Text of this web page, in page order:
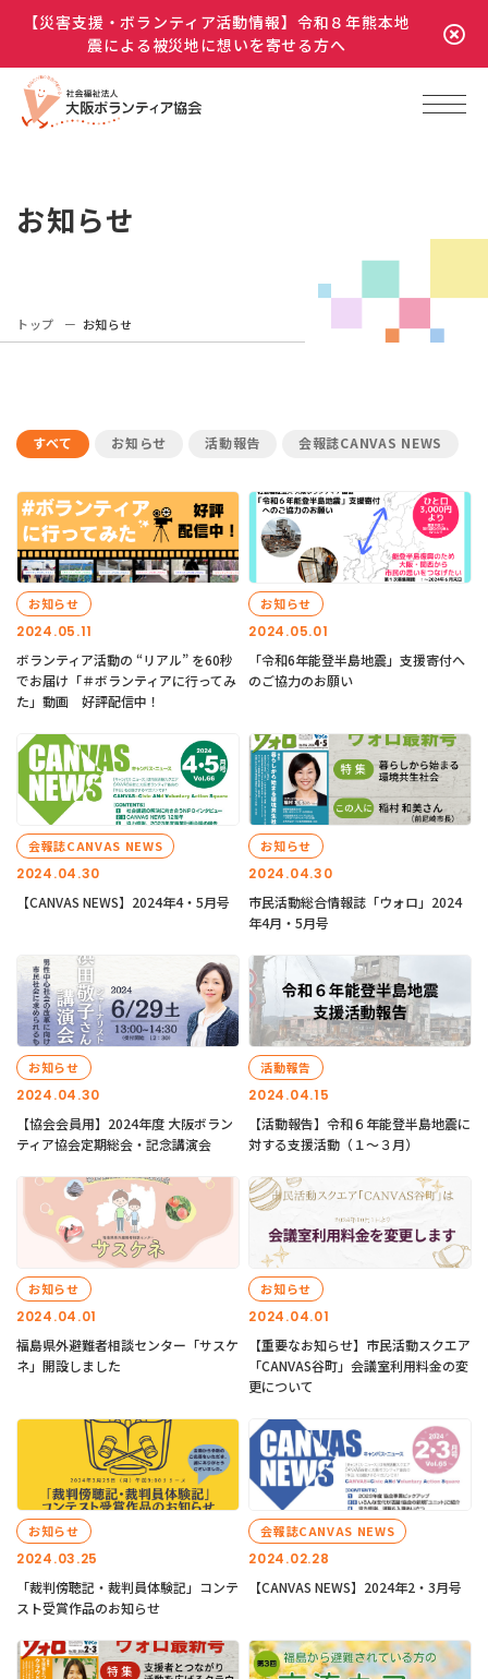
【災害支援・ボランティア活動情報】令和８年熊本地
震による被災地に想いを寄せる方へ
お知らせ
トップ お知らせ
すべて お知らせ 活動報告 会報誌CANVAS NEWS
2024.05.11
お知らせ
ボランティア活動の “リアル” を60秒
でお届け「＃ボランティアに行ってみ
た」動画 好評配信中！
2024.05.01
お知らせ
「令和6年能登半島地震」支援寄付へ
のご協力のお願い
2024.04.30
会報誌CANVAS NEWS
【CANVAS NEWS】2024年4・5月号
2024.04.30
お知らせ
市民活動総合情報誌「ウォロ」2024
年4月・5月号
2024.04.30
お知らせ
【協会会員用】2024年度 大阪ボラン
ティア協会定期総会・記念講演会
2024.04.15
活動報告
【活動報告】令和６年能登半島地震に
対する支援活動（１〜３月）
2024.04.01
お知らせ
福島県外避難者相談センター「サスケ
ネ」開設しました
2024.04.01
お知らせ
【重要なお知らせ】市民活動スクエア
「CANVAS谷町」会議室利用料金の変
更について
2024.03.25
お知らせ
「裁判傍聴記・裁判員体験記」コンテ
スト受賞作品のお知らせ
2024.02.28
会報誌CANVAS NEWS
【CANVAS NEWS】2024年2・3月号